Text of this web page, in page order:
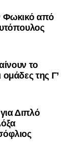
Φωκικό από
το
της Γ’
Διπλό